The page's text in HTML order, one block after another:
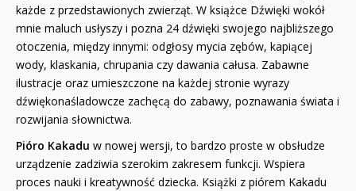
każde z przedstawionych zwierząt. W książce Dźwięki wokół
mnie maluch usłyszy i pozna 24 dźwięki swojego najbliższego
otoczenia, między innymi: odgłosy mycia zębów, kapiącej
wody, klaskania, chrupania czy dawania całusa. Zabawne
ilustracje oraz umieszczone na każdej stronie wyrazy
dźwiękonaśladowcze zachęcą do zabawy, poznawania świata i
rozwijania słownictwa.
Pióro Kakadu w nowej wersji, to bardzo proste w obsłudze
urządzenie zadziwia szerokim zakresem funkcji. Wspiera
proces nauki i kreatywność dziecka. Książki z piórem Kakadu